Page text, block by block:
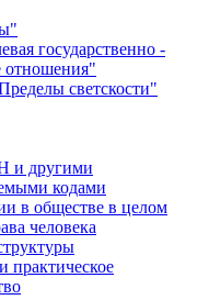
государственно -
отношения"
светскости"
и другими
кодами
в обществе в целом
человека
практическое